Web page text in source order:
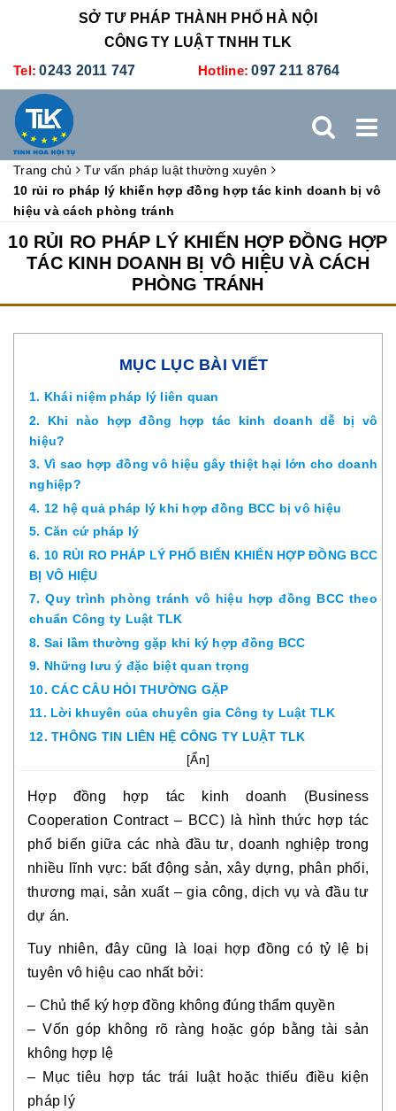
SỞ TƯ PHÁP THÀNH PHỐ HÀ NỘI
CÔNG TY LUẬT TNHH TLK
Tel: 0243 2011 747 Hotline: 097 211 8764
DỊCH VỤ KẾ TOÁN - THUẾ XÚC TIẾN THƯƠNG MẠI
ĐÀO TẠO TUYỂN DỤNG
Trang chủ
Tư vấn pháp luật thường xuyên
10 rủi ro pháp lý khiến hợp đồng hợp tác kinh doanh bị vô
hiệu và cách phòng tránh
10 RỦI RO PHÁP LÝ KHIẾN HỢP ĐỒNG HỢP
TÁC KINH DOANH BỊ VÔ HIỆU VÀ CÁCH
PHÒNG TRÁNH
MỤC LỤC BÀI VIẾT
1. Khái niệm pháp lý liên quan
2. Khi nào hợp đồng hợp tác kinh doanh dễ bị vô
hiệu?
3. Vì sao hợp đồng vô hiệu gây thiệt hại lớn cho doanh
nghiệp?
4. 12 hệ quả pháp lý khi hợp đồng BCC bị vô hiệu
5. Căn cứ pháp lý
6. 10 RỦI RO PHÁP LÝ PHỔ BIẾN KHIẾN HỢP ĐỒNG BCC
BỊ VÔ HIỆU
7. Quy trình phòng tránh vô hiệu hợp đồng BCC theo
chuẩn Công ty Luật TLK
8. Sai lầm thường gặp khi ký hợp đồng BCC
9. Những lưu ý đặc biệt quan trọng
10. CÁC CÂU HỎI THƯỜNG GẶP
11. Lời khuyên của chuyên gia Công ty Luật TLK
12. THÔNG TIN LIÊN HỆ CÔNG TY LUẬT TLK
[Ẩn]
Hợp đồng hợp tác kinh doanh (Business
Cooperation Contract – BCC) là hình thức hợp tác
phổ biến giữa các nhà đầu tư, doanh nghiệp trong
nhiều lĩnh vực: bất động sản, xây dựng, phân phối,
thương mại, sản xuất – gia công, dịch vụ và đầu tư
dự án.
Tuy nhiên, đây cũng là loại hợp đồng có tỷ lệ bị
tuyên vô hiệu cao nhất bởi:
– Chủ thể ký hợp đồng không đúng thẩm quyền
– Vốn góp không rõ ràng hoặc góp bằng tài sản
không hợp lệ
– Mục tiêu hợp tác trái luật hoặc thiếu điều kiện
pháp lý